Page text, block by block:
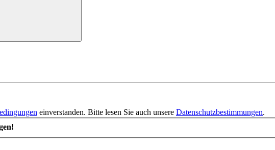
Suchen
einverstanden. Bitte lesen Sie auch unsere Datenschutzbestimmungen.